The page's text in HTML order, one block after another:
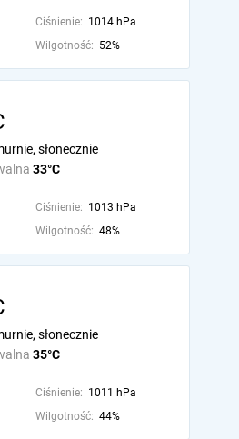
Ciśnienie: 1014 hPa
Wilgotność: 52%
33°C
słonecznie
Ciśnienie: 1013 hPa
Wilgotność: 48%
35°C
słonecznie
Ciśnienie: 1011 hPa
Wilgotność: 44%